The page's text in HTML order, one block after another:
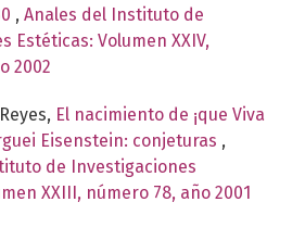
, Anales del Instituto de
Estéticas: Volumen XXIV,
2002
El nacimiento de ¡que Viva
Eisenstein: conjeturas ,
de Investigaciones
XXIII, número 78, año 2001